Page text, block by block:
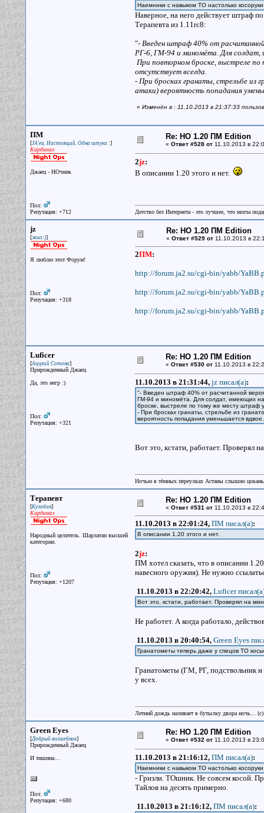
Наемники с навыком ТО настолько
Наверное, на него действует штраф
Терапевта из 1.11rc8:
"- Введен штраф 40% от
РГ-6, ГМ-94 и миномёта. Для
При повторном броске, выстреле
отсутствует всегда.
- При бросках гранаты, стрельбе из
атаки) вероятность попадания
« Изменён в : 11.10.2013 в 21:37:33
ПМ
[JA'ец. Настоящий. Одна штука :]
Кардинал
Джаец - НОчник
Пол:
Репутация: +712
Re: НО 1.20 ПМ Edition
« Ответ #528 от11.10.2013 в
2jz:
В описании 1.20 этого и нет.
Детство без Интернета - это лучшее, что могла
jz
[жыз:)]
Я люблю этот Форум!
Пол:
Репутация: +318
Re: НО 1.20 ПМ Edition
« Ответ #529 от11.10.2013 в
2ПМ:
http://forum.ja2.su/cgi-bin/yabb/
http://forum.ja2.su/cgi-bin/yabb/
http://forum.ja2.su/cgi-bin/yabb/
Luficer
[Аццкий Сотона]
Прирожденный Джаец
Да, это негр :)
Пол:
Репутация: +321
Re: НО 1.20 ПМ Edition
« Ответ #530 от11.10.2013 в
11.10.2013 в 21:31:44, jz писал(a):
"- Введен штраф 40% от расчитанной
ГМ-94 и миномёта. Для солдат, имеющих
броске, выстреле по тому же месту штраф
- При бросках гранаты, стрельбе из
вероятность попадания уменьшается
Вот это, кстати, работает. Проверял
Ночью в тёмных переулках Астаны слышно
Терапевт
[Кулибин]
Кардинал
Народный целитель. Шарлатан высшей
категории.
Пол:
Репутация: +1207
Re: НО 1.20 ПМ Edition
« Ответ #531 от11.10.2013 в
11.10.2013 в 22:01:24, ПМ писал(a):
В описании 1.20 этого и нет.
2jz:
ПМ хотел сказать, что в описании
навесного оружия). Не нужно
11.10.2013 в 22:20:42, Luficer
Вот это, кстати, работает. Проверял на
Не работет. А когда работало,
11.10.2013 в 20:40:54, Green Eyes
Гранатометы теперь даже у спецов ТО
Гранатометы (ГМ, РГ, подствольник
у всех.
Летний дождь наливает в бутылку двора ночь...
Green Eyes
[Добрый волшебник]
Прирожденный Джаец
И тишина...
Пол:
Репутация: +680
Re: НО 1.20 ПМ Edition
« Ответ #532 от11.10.2013 в
11.10.2013 в 21:16:12, ПМ писал(a):
Наемники с навыком ТО настолько
- Гризли. ТОшник. Не совсем косой.
Тайлов на десять примерно.
11.10.2013 в 21:16:12, ПМ писал(a):